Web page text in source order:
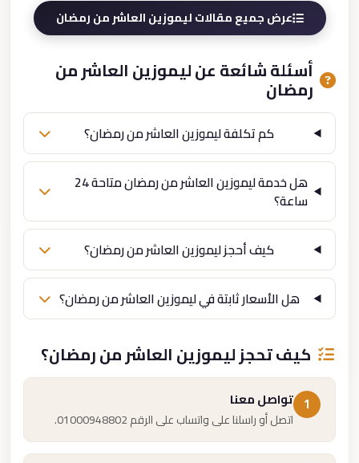
عرض جميع مقالات ليموزين العاشر من رمضان
أسئلة شائعة عن ليموزين العاشر من
رمضان
كم تكلفة ليموزين العاشر من رمضان؟
هل خدمة ليموزين العاشر من رمضان متاحة 24
ساعة؟
كيف أحجز ليموزين العاشر من رمضان؟
هل الأسعار ثابتة في ليموزين العاشر من رمضان؟
كيف تحجز ليموزين العاشر من رمضان؟
1 تواصل معنا
اتصل أو راسلنا على واتساب على الرقم 01000948802.